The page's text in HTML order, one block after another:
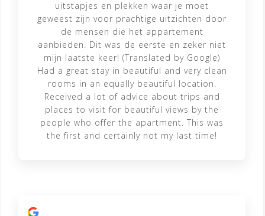
uitstapjes en plekken waar je moet
geweest zijn voor prachtige uitzichten door
de mensen die het appartement
aanbieden. Dit was de eerste en zeker niet
mijn laatste keer! (Translated by Google)
Had a great stay in beautiful and very clean
rooms in an equally beautiful location.
Received a lot of advice about trips and
places to visit for beautiful views by the
people who offer the apartment. This was
the first and certainly not my last time!